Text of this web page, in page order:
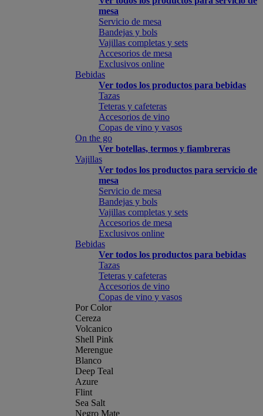
mesa
Servicio de mesa
Bandejas y bols
Vajillas completas y sets
Accesorios de mesa
Exclusivos online
Bebidas
Ver todos los productos para bebidas
Tazas
Teteras y cafeteras
Accesorios de vino
Copas de vino y vasos
On the go
Ver botellas, termos y fiambreras
Vajillas
Ver todos los productos para servicio de
mesa
Servicio de mesa
Bandejas y bols
Vajillas completas y sets
Accesorios de mesa
Exclusivos online
Bebidas
Ver todos los productos para bebidas
Tazas
Teteras y cafeteras
Accesorios de vino
Copas de vino y vasos
Por Color
Cereza
Volcanico
Shell Pink
Merengue
Blanco
Deep Teal
Azure
Flint
Sea Salt
Negro Mate